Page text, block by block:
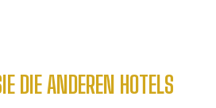
DIE ANDEREN HOTELS